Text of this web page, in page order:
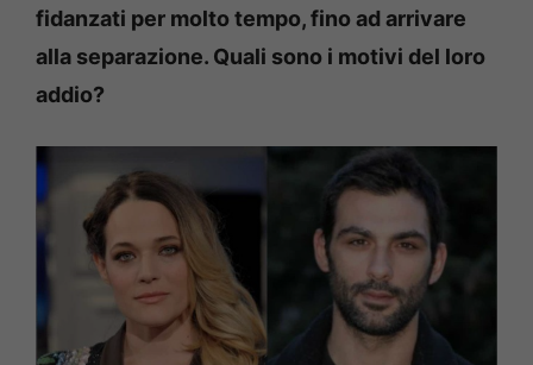
fidanzati per molto tempo, fino ad arrivare
alla separazione. Quali sono i motivi del loro
addio?